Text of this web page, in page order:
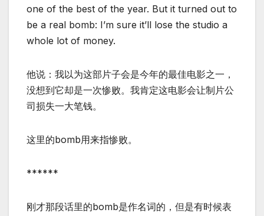
one of the best of the year. But it turned out to
be a real bomb: I’m sure it’ll lose the studio a
whole lot of money.
他说：我以为这部片子会是今年的最佳电影之一，
没想到它却是一次惨败。我肯定这电影会让制片公
司损失一大笔钱。
这里的bomb用来指惨败。
******
刚才那段话里的bomb是作名词的，但是有时候表